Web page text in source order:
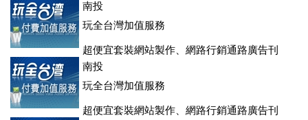
登、訂房系統、客房委託旅行社銷售，全面優惠中....
南投
玩全台灣加值服務
超便宜套裝網站製作、網路行銷通路廣告刊
登、訂房系統、客房委託旅行社銷售，全面優惠中....
南投
玩全台灣加值服務
超便宜套裝網站製作、網路行銷通路廣告刊